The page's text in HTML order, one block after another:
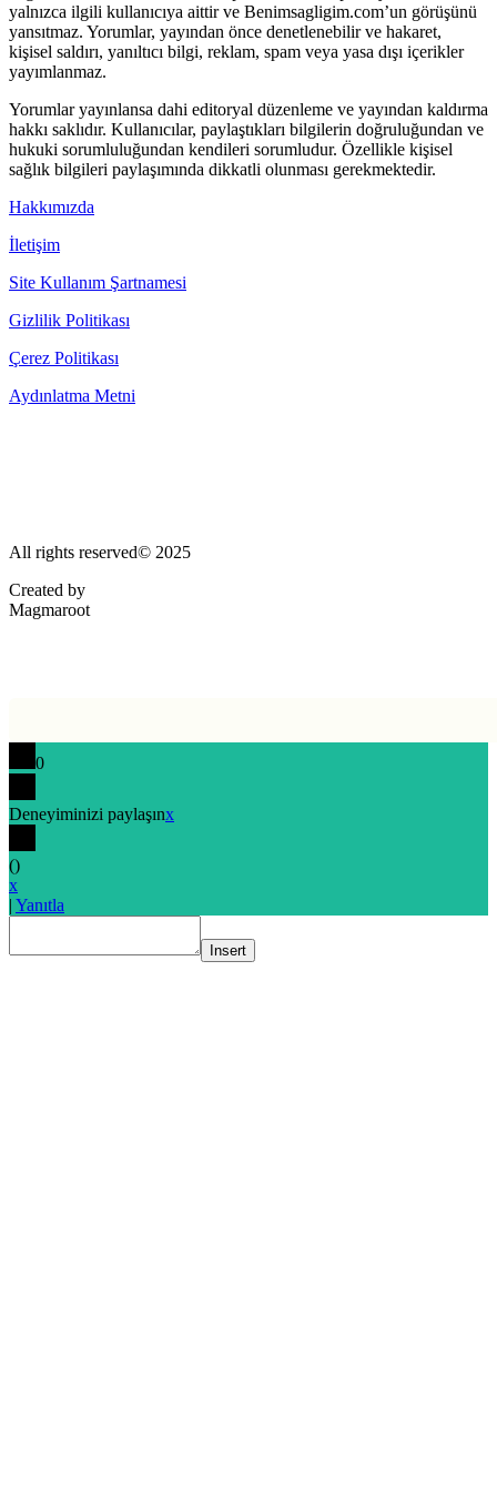
yalnızca ilgili kullanıcıya aittir ve Benimsagligim.com’un görüşünü
yansıtmaz. Yorumlar, yayından önce denetlenebilir ve hakaret,
kişisel saldırı, yanıltıcı bilgi, reklam, spam veya yasa dışı içerikler
yayımlanmaz.
Yorumlar yayınlansa dahi editoryal düzenleme ve yayından kaldırma
hakkı saklıdır. Kullanıcılar, paylaştıkları bilgilerin doğruluğundan ve
hukuki sorumluluğundan kendileri sorumludur. Özellikle kişisel
sağlık bilgileri paylaşımında dikkatli olunması gerekmektedir.
Hakkımızda
İletişim
Site Kullanım Şartnamesi
Gizlilik Politikası
Çerez Politikası
Aydınlatma Metni
All rights reserved© 2025
Created by
Magmaroot
0
Deneyiminizi paylaşınx
()
x
| Yanıtla
Insert